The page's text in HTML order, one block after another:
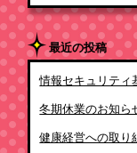
最近の投稿
情報セキュリティ
冬期休業のお知ら
健康経営への取り